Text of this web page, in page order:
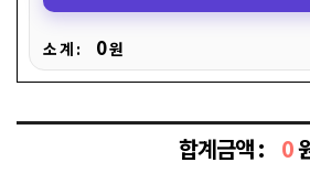
소 계 : 0원
합계금액 : 0